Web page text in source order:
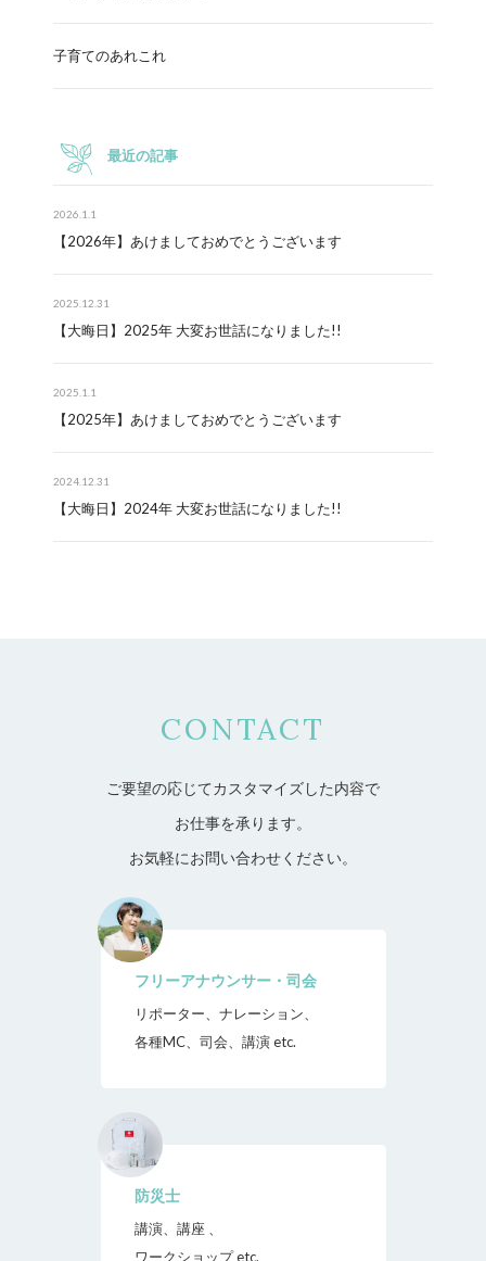
子育てのあれこれ
最近の記事
2026.1.1
【2026年】あけましておめでとうございます
2025.12.31
【大晦日】2025年 大変お世話になりました!!
2025.1.1
【2025年】あけましておめでとうございます
2024.12.31
【大晦日】2024年 大変お世話になりました!!
CONTACT
ご要望の応じてカスタマイズした内容で
お仕事を承ります。
お気軽にお問い合わせください。
フリーアナウンサー・司会
リポーター、ナレーション、
各種MC、司会、講演 etc.
防災士
講演、講座 、
ワークショップ etc.